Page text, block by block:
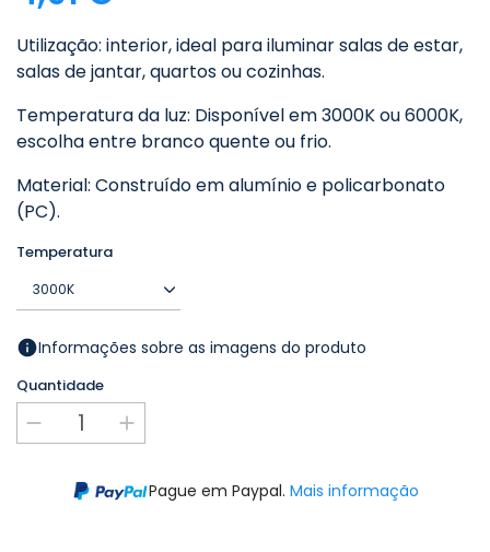
Utilização: interior, ideal para iluminar salas de estar,
salas de jantar, quartos ou cozinhas.
Temperatura da luz: Disponível em 3000K ou 6000K,
escolha entre branco quente ou frio.
Material: Construído em alumínio e policarbonato
(PC).
Temperatura
Informações sobre as imagens do produto
Quantidade
Pague em Paypal. Mais informação